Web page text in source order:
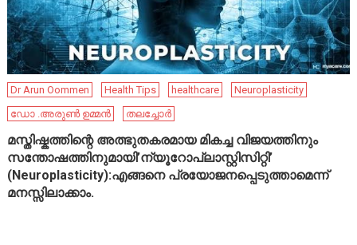
Dr Arun Oommen Health Tips healthcare
Neuroplasticity
ഡോ .അരുൺ ഉമ്മൻ
തലച്ചോർ
മസ്തിഷ്കത്തിന്റെ അത്ഭുതകരമായ മികച്ച വിജയത്തിനും
സന്തോഷത്തിനുമായി’ന്യൂറോപ്ലാസ്റ്റിസിറ്റി’
(Neuroplasticity):എങ്ങനെ പ്രയോജനപ്പെടുത്താമെന്ന്
മനസ്സിലാക്കാം.